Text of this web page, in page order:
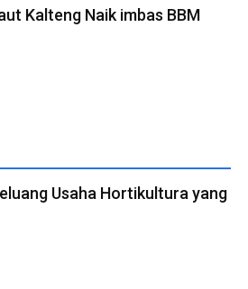
Kalteng Naik imbas BBM
Usaha Hortikultura yang